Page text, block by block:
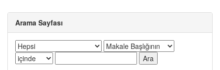
Arama Sayfası